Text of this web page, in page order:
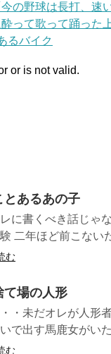
今の野球は長打、速
って歌って踊った
るバイク
or is not valid.
とあるあの子
に書くべき話じゃ
二年ほど前こない
む
て場の人形
・未だオレが人形
で出す馬鹿女がい
む